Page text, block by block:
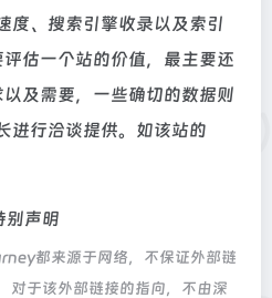
、搜索引擎收录以及索引
估一个站的价值，最主要还
及需要，一些确切的数据则
行洽谈提供。如该站的
别声明
都来源于网络，不保证外部链
对于该外部链接的指向，不由深